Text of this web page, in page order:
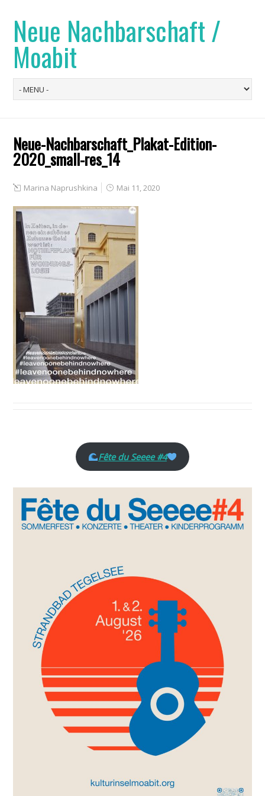
Neue Nachbarschaft /
Moabit
Neue-Nachbarschaft_Plakat-Edition-
2020_small-res_14
Marina Naprushkina Mai 11, 2020
Fête du Seeee #4